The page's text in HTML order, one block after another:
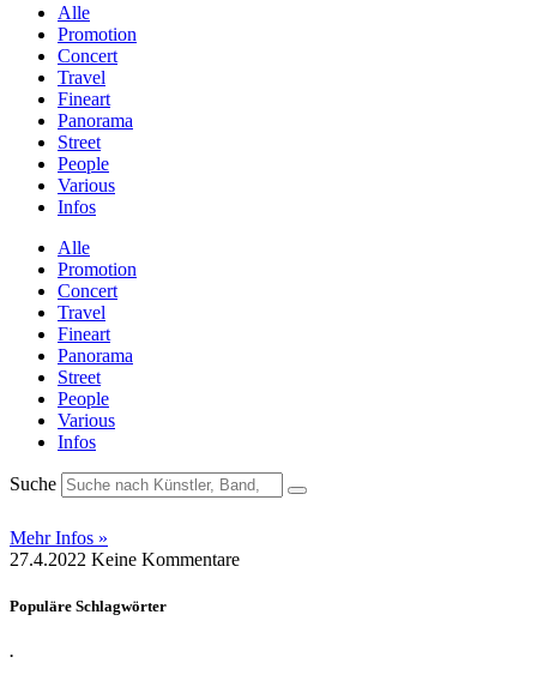
Alle
Promotion
Concert
Travel
Fineart
Panorama
Street
People
Various
Infos
Alle
Promotion
Concert
Travel
Fineart
Panorama
Street
People
Various
Infos
Suche
Mehr Infos »
27.4.2022 Keine Kommentare
Populäre Schlagwörter
.